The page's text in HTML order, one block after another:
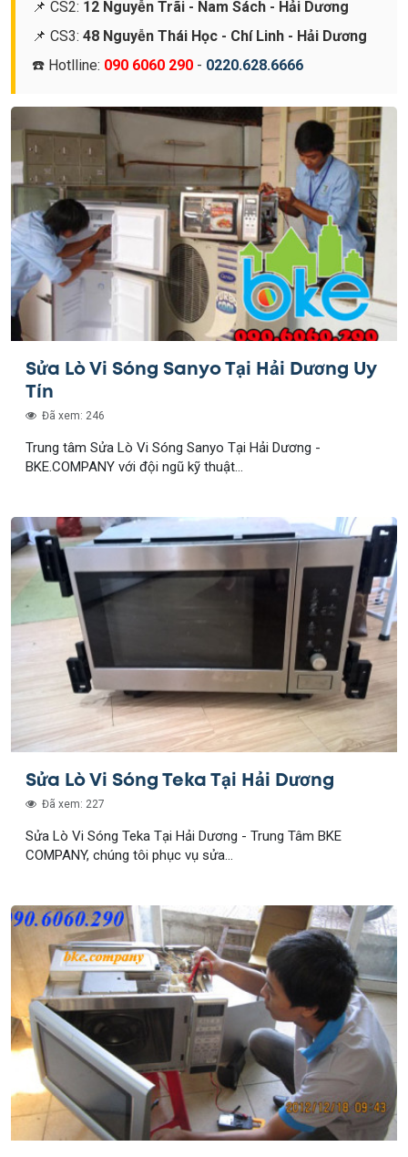
📌 CS2: 12 Nguyễn Trãi - Nam Sách - Hải Dương
📌 CS3: 48 Nguyễn Thái Học - Chí Linh - Hải Dương
☎️ Hotlline: 090 6060 290 - 0220.628.6666
Sửa Lò Vi Sóng Sanyo Tại Hải Dương Uy
Tín
Đã xem: 246
Trung tâm Sửa Lò Vi Sóng Sanyo Tại Hải Dương -
BKE.COMPANY với đội ngũ kỹ thuật...
Sửa Lò Vi Sóng Teka Tại Hải Dương
Đã xem: 227
Sửa Lò Vi Sóng Teka Tại Hải Dương - Trung Tâm BKE
COMPANY, chúng tôi phục vụ sửa...